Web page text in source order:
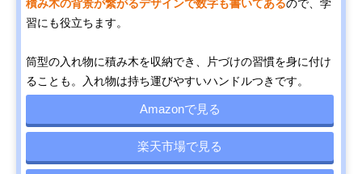
積み木の背景が繋がるデザインで数字も書いてあるので、学
習にも役立ちます。
筒型の入れ物に積み木を収納でき、片づけの習慣を身に付け
ることも。入れ物は持ち運びやすいハンドルつきです。
Amazonで見る
楽天市場で見る